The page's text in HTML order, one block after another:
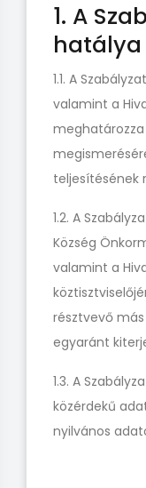
1. A
hatálya
1.1. A
valamint a
teljesítésének
1.2. A
Község
valamint a
résztvevő
egyaránt
1.3. A
közérdekű
nyilvános